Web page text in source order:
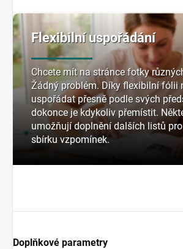
Flexibilní uspořádání
Chcete mít na stránce fotky
Žádný problém. Díky flexibilní fólii
uspořádat přesně podle svých
dokonce je kdykoliv přemístit.
umožňují doplnění dalších listů
sbírku vzpomínek.
Doplňkové parametry